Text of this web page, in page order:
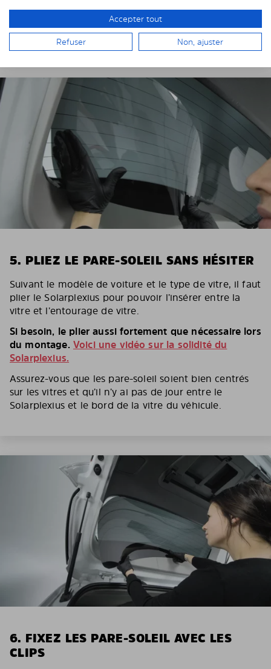
connecteurs de dégivrage, moteur d’essuie-glace ou
3
feu stop sont présentes.
5. PLIEZ LE PARE-SOLEIL SANS HÉSITER
Suivant le modèle de voiture et le type de vitre, il faut
plier le Solarplexius pour pouvoir l’insérer entre la
vitre et l’entourage de vitre.
Si besoin, le plier aussi fortement que nécessaire lors
du montage. Voici une vidéo sur la solidité du
Solarplexius.
Assurez-vous que les pare-soleil soient bien centrés
sur les vitres et qu’il n’y ai pas de jour entre le
Solarplexius et le bord de la vitre du véhicule.
6. FIXEZ LES PARE-SOLEIL AVEC LES
CLIPS
Accepter tout
Refuser Non, ajuster